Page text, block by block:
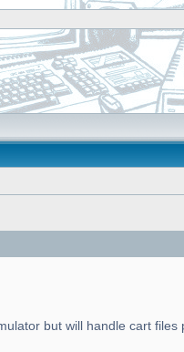
but will handle cart